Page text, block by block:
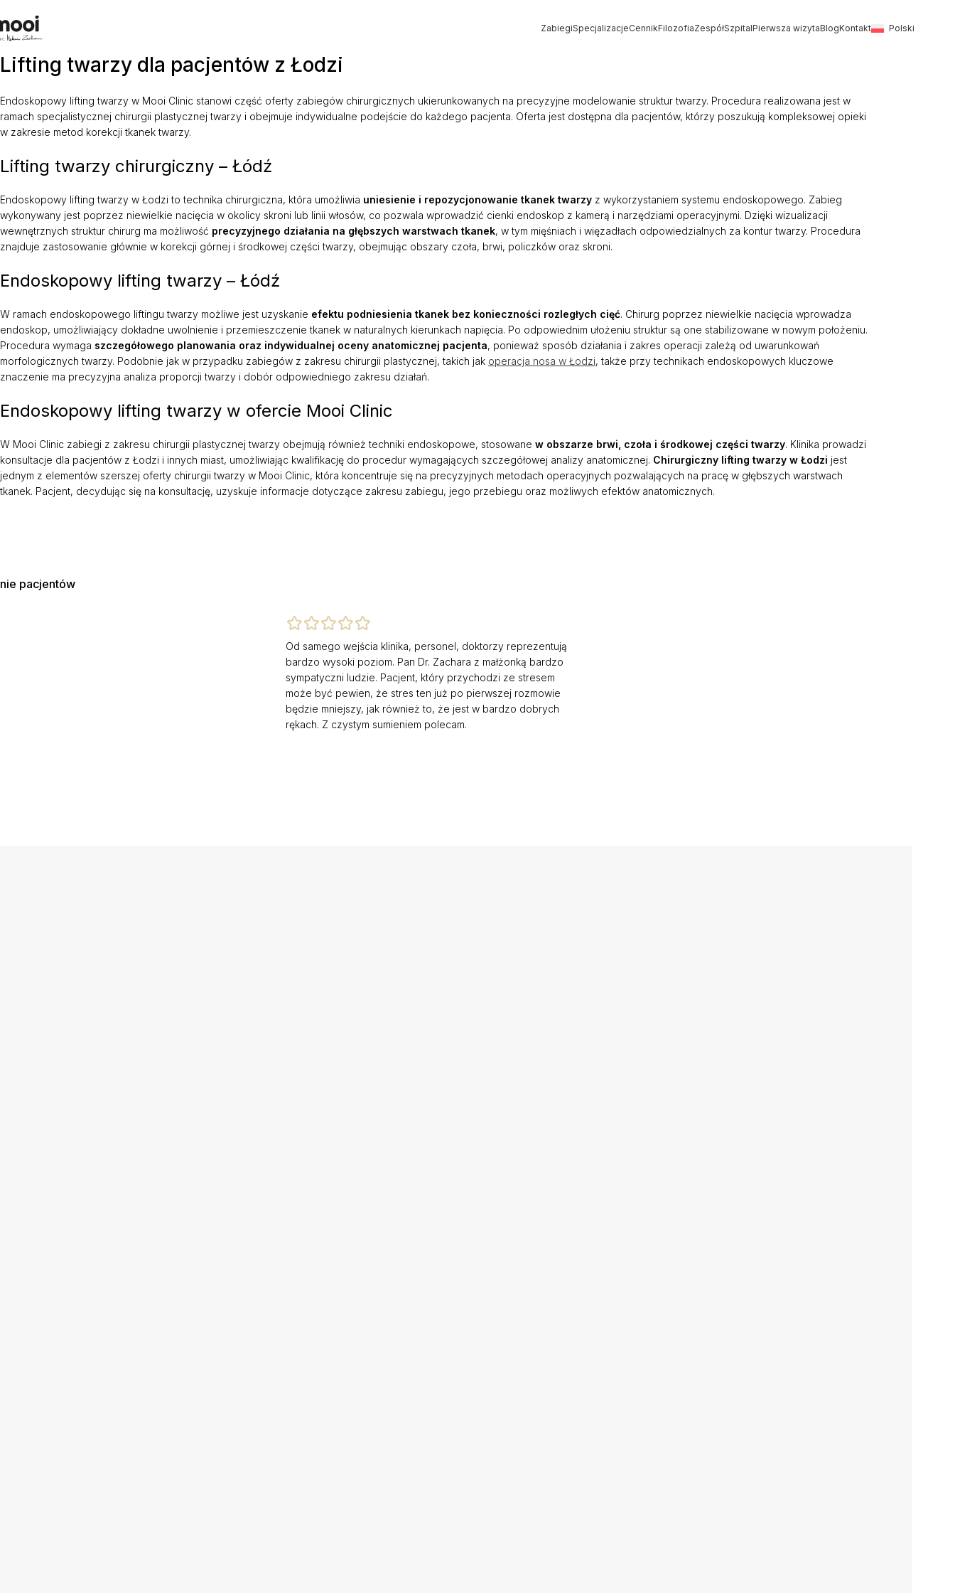
Zabiegi
Korekta przegrody nosowej
Korekcja małżowin usznych
Hybrid Face Lift
Lip Lift
Endoskopowy lifting brwi
SpecjalizacjeCennikFilozofiaZespółSzpitalPierwsza wizytaBlogKontakt Polski
Lifting twarzy dla pacjentów z Łodzi
Endoskopowy lifting twarzy w Mooi Clinic stanowi część oferty zabiegów chirurgicznych ukierunkowanych na precyzyjne modelowanie struktur twarzy. Procedura realizowana jest w
ramach specjalistycznej chirurgii plastycznej twarzy i obejmuje indywidualne podejście do każdego pacjenta. Oferta jest dostępna dla pacjentów, którzy poszukują kompleksowej opieki
w zakresie metod korekcji tkanek twarzy.
Lifting twarzy chirurgiczny – Łódź
Endoskopowy lifting twarzy w Łodzi to technika chirurgiczna, która umożliwia uniesienie i repozycjonowanie tkanek twarzy z wykorzystaniem systemu endoskopowego. Zabieg
wykonywany jest poprzez niewielkie nacięcia w okolicy skroni lub linii włosów, co pozwala wprowadzić cienki endoskop z kamerą i narzędziami operacyjnymi. Dzięki wizualizacji
wewnętrznych struktur chirurg ma możliwość precyzyjnego działania na głębszych warstwach tkanek, w tym mięśniach i więzadłach odpowiedzialnych za kontur twarzy. Procedura
znajduje zastosowanie głównie w korekcji górnej i środkowej części twarzy, obejmując obszary czoła, brwi, policzków oraz skroni.
Endoskopowy lifting twarzy – Łódź
W ramach endoskopowego liftingu twarzy możliwe jest uzyskanie efektu podniesienia tkanek bez konieczności rozległych cięć. Chirurg poprzez niewielkie nacięcia wprowadza
endoskop, umożliwiający dokładne uwolnienie i przemieszczenie tkanek w naturalnych kierunkach napięcia. Po odpowiednim ułożeniu struktur są one stabilizowane w nowym położeniu.
Procedura wymaga szczegółowego planowania oraz indywidualnej oceny anatomicznej pacjenta, ponieważ sposób działania i zakres operacji zależą od uwarunkowań
morfologicznych twarzy. Podobnie jak w przypadku zabiegów z zakresu chirurgii plastycznej, takich jak operacja nosa w Łodzi, także przy technikach endoskopowych kluczowe
znaczenie ma precyzyjna analiza proporcji twarzy i dobór odpowiedniego zakresu działań.
Endoskopowy lifting twarzy w ofercie Mooi Clinic
W Mooi Clinic zabiegi z zakresu chirurgii plastycznej twarzy obejmują również techniki endoskopowe, stosowane w obszarze brwi, czoła i środkowej części twarzy. Klinika prowadzi
konsultacje dla pacjentów z Łodzi i innych miast, umożliwiając kwalifikację do procedur wymagających szczegółowej analizy anatomicznej. Chirurgiczny lifting twarzy w Łodzi jest
jednym z elementów szerszej oferty chirurgii twarzy w Mooi Clinic, która koncentruje się na precyzyjnych metodach operacyjnych pozwalających na pracę w głębszych warstwach
tkanek. Pacjent, decydując się na konsultację, uzyskuje informacje dotyczące zakresu zabiegu, jego przebiegu oraz możliwych efektów anatomicznych.
pacjentów
Od samego wejścia klinika, personel, doktorzy reprezentują
bardzo wysoki poziom. Pan Dr. Zachara z małżonką bardzo
sympatyczni ludzie. Pacjent, który przychodzi ze stresem
może być pewien, że stres ten już po pierwszej rozmowie
będzie mniejszy, jak również to, że jest w bardzo dobrych
rękach. Z czystym sumieniem polecam.